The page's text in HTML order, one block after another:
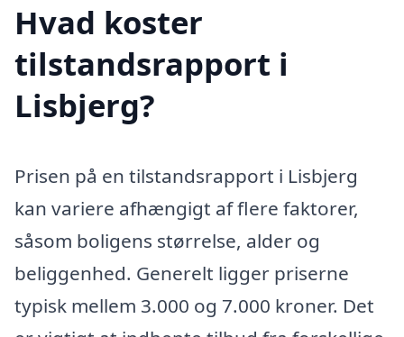
Hvad koster
tilstandsrapport i
Lisbjerg?
Prisen på en tilstandsrapport i Lisbjerg
kan variere afhængigt af flere faktorer,
såsom boligens størrelse, alder og
beliggenhed. Generelt ligger priserne
typisk mellem 3.000 og 7.000 kroner. Det